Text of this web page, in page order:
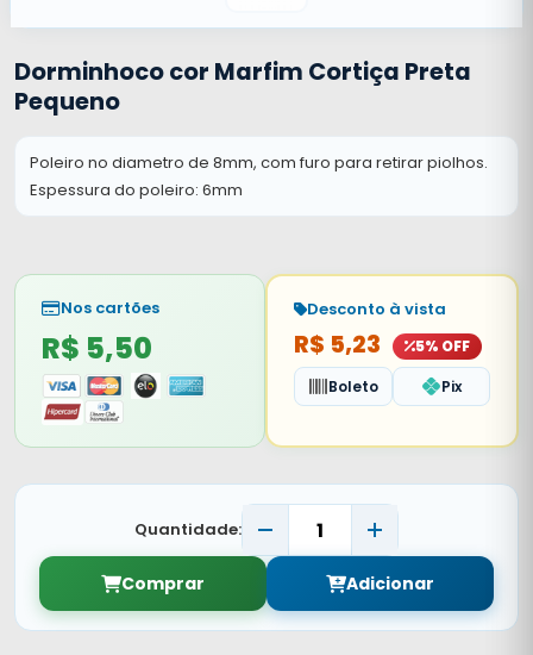
Dorminhoco cor Marfim Cortiça Preta
Pequeno
Poleiro no diametro de 8mm, com furo para retirar piolhos.
Espessura do poleiro: 6mm
Nos cartões
R$ 5,50
Desconto à vista
R$ 5,23
5% OFF
Boleto
Pix
Quantidade:
Comprar Adicionar